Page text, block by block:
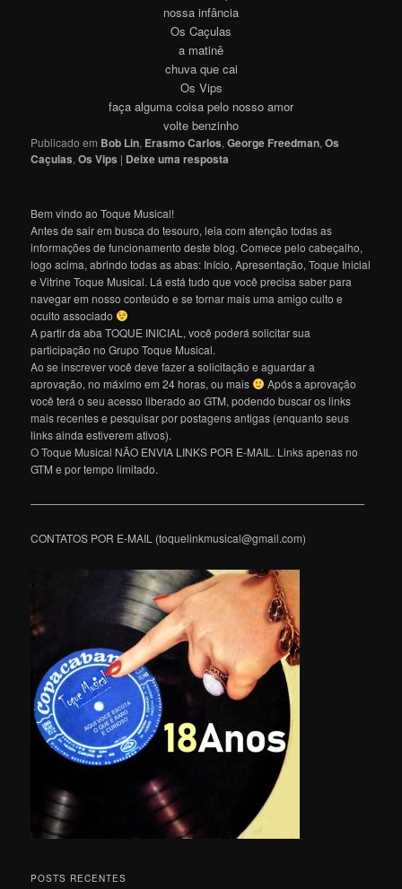
nossa infância
Os Caçulas
a matinê
chuva que cai
Os Vips
faça alguma coisa pelo nosso amor
volte benzinho
Publicado em Bob Lin, Erasmo Carlos,George Freedman,Os
Caçulas,Os Vips | Deixe uma resposta
Bem vindo ao Toque Musical!
Antes de sair em busca do tesouro, leia com atenção todas as
informações de funcionamento deste blog. Comece pelo cabeçalho,
logo acima, abrindo todas as abas: Início, Apresentação, Toque Inicial
e Vitrine Toque Musical. Lá está tudo que você precisa saber para
navegar em nosso conteúdo e se tornar mais uma amigo culto e
oculto associado
A partir da aba TOQUE INICIAL, você poderá solicitar sua
participação no Grupo Toque Musical.
Ao se inscrever você deve fazer a solicitação e aguardar a
aprovação, no máximo em 24 horas, ou mais
Após a aprovação
você terá o seu acesso liberado ao GTM, podendo buscar os links
mais recentes e pesquisar por postagens antigas (enquanto seus
links ainda estiverem ativos).
O Toque Musical NÃO ENVIA LINKS POR E-MAIL. Links apenas no
GTM e por tempo limitado.
———————————————————————————————
CONTATOS POR E-MAIL (toquelinkmusical@gmail.com)
POSTS RECENTES